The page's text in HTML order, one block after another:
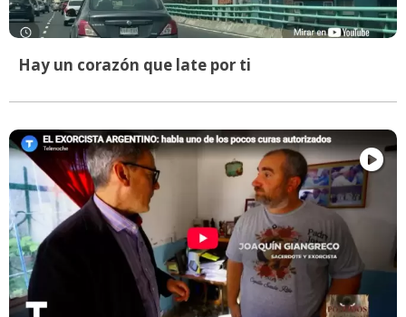
Hay un corazón que late por ti